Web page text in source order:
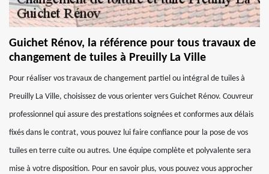
Guichet Rénov, la référence pour tous travaux de
changement de tuiles à Preuilly La Ville
Pour réaliser vos travaux de changement partiel ou intégral de tuiles à
Preuilly La Ville, choisissez de vous orienter vers Guichet Rénov. Couvreur
professionnel qui assure des prestations soignées et conformes aux délais
fixés dans le contrat, vous pouvez lui faire confiance pour la pose de vos
tuiles en terre cuite ou autres. Une équipe complète et polyvalente sera
mise à votre disposition. Pour en savoir plus, vous pouvez vous approcher